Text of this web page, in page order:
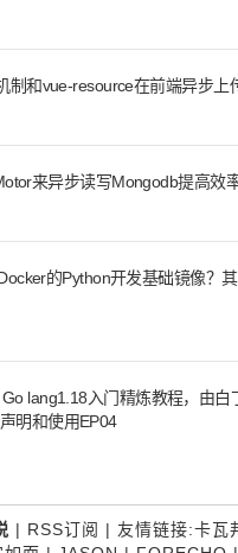
制和vue-resource在前端异步上
来异步读写Mongodb提高效
的Python开发基础镜像？
lang1.18入门精炼教程，由白
明和使用EP04
| RSS订阅 | 友情链接:卡瓦